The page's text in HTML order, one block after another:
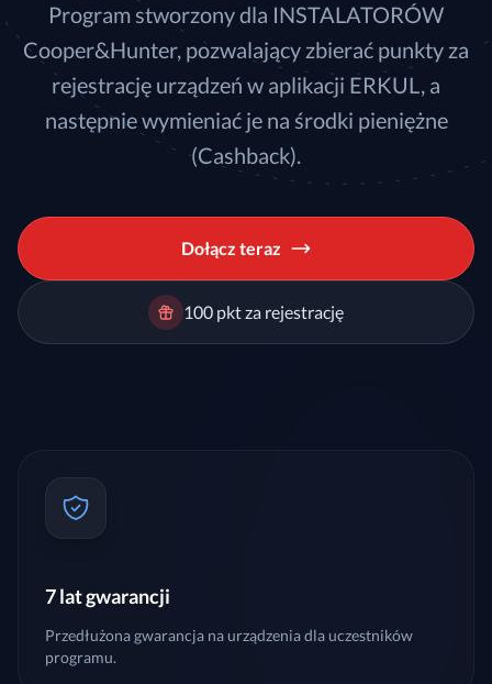
Program stworzony dla INSTALATORÓW
Cooper&Hunter, pozwalający zbierać punkty za
rejestrację urządzeń w aplikacji ERKUL, a
następnie wymieniać je na środki pieniężne
(Cashback).
Dołącz teraz
100 pkt za rejestrację
7 lat gwarancji
Przedłużona gwarancja na urządzenia dla uczestników
programu.